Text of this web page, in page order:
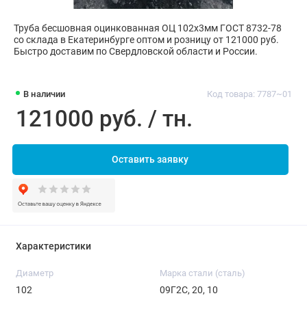
В наличии Код товара: 7787~01
121000 руб. / тн.
Оставить заявку
Труба бесшовная оцинкованная ОЦ 102х3мм ГОСТ 8732-78
со склада в Екатеринбурге оптом и розницу от 121000 руб.
Быстро доставим по Свердловской области и России.
Характеристики
Диаметр
102
Марка стали (сталь)
09Г2С, 20, 10